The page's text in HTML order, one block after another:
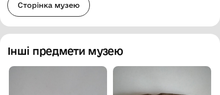
Сторінка музею
Інші предмети музею